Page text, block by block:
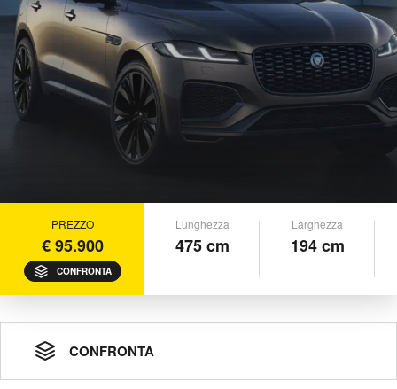
PREZZO
€ 95.900
CONFRONTA
Lunghezza
475 cm
Larghezza
194 cm
CONFRONTA